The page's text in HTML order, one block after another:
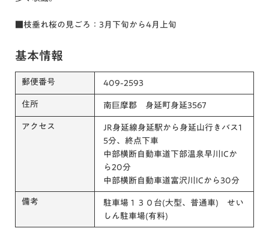
■枝垂れ桜の見ごろ：3月下旬から4月上旬
基本情報
郵便番号 409-2593
住所 南巨摩郡 身延町身延3567
アクセス
JR身延線身延駅から身延山行きバス1
5分、終点下車
中部横断自動車道下部温泉早川ICか
ら20分
中部横断自動車道富沢川ICから30分
備考
駐車場１３０台(大型、普通車) せい
しん駐車場(有料)